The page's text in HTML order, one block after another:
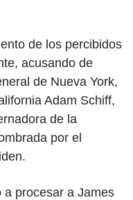
de los percibidos
acusando de
de Nueva York,
Adam Schiff,
de la
por el
a procesar a James